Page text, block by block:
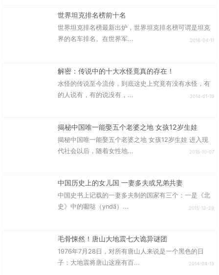
世界坦克排名榜前十名
世界坦克排名榜最新出炉，世界坦克排名榜可谓是坦克
界的名车排名。在世界军...
2016-04-11
解密：传说中的十大水怪竟真的存在！
水怪的传说至今流传，到底这史上究竟有没有水怪，有
的人说有，有的说没有，...
2014-01-19
揭秘中国唯一能娶五个老婆之地 女孩12岁生娃
揭秘中国唯一能娶五个老婆之地 女孩12岁生娃 进入现
代社会以后，随着女性地...
2015-10-07
中国历史上的女儿国 一妻多夫或兄弟共妻
中国史书上记载的一妻多夫制的国家有三个：一是《北
史》中的嚈哒（yndā）...
2015-12-28
毛骨悚然！唐山大地震七大诡异谜团
1976年7月28日，对所有唐山人来说是一个黑色的日
子：大地震将唐山这座有百...
2014-04-13